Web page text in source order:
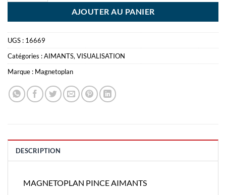
AJOUTER AU PANIER
UGS : 16669
Catégories :AIMANTS, VISUALISATION
Marque : Magnetoplan
DESCRIPTION
MAGNETOPLAN PINCE AIMANTS